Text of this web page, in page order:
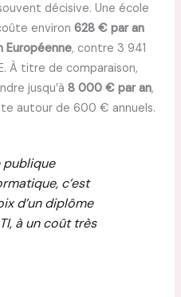
décisive. Une école
environ 628 € par an
Européenne, contre 3 941
À titre de comparaison,
jusqu’à 8 000 € par an,
autour de 600 € annuels.
publique
c’est
d’un diplôme
à un coût très